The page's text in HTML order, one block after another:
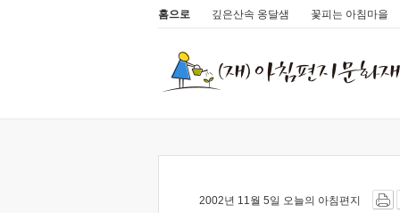
홈으로 깊은산속 옹달샘 꽃피는 아침마을
2002년 11월 5일 오늘의 아침편지